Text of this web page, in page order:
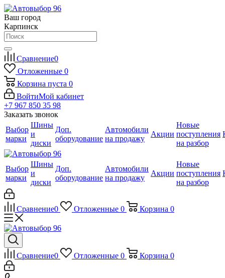
Ваш город
Карпинск
Сравнение0
Отложенные 0
Корзина пуста 0
ВойтиМой кабинет
+7 967 850 35 98
Заказать звонок
Выбор
марки
Шины
и
диски
Доп.
оборудование
Автомобили
на продажу
Акции
Новые
поступления
на разбор
Выбор
марки
Шины
и
диски
Доп.
оборудование
Автомобили
на продажу
Акции
Новые
поступления
на разбор
Сравнение0 Отложенные 0 Корзина 0
Сравнение0 Отложенные 0 Корзина 0